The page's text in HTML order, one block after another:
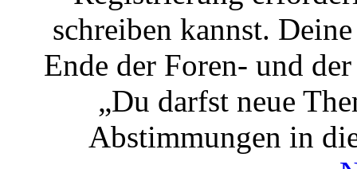
schreiben kannst.
Ende der Foren- und
„Du darfst neue
Abstimmungen in